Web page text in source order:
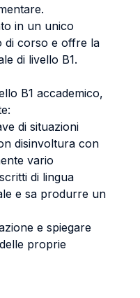
in un unico
di corso e offre la
di livello B1.
B1 accademico,
di situazioni
disinvoltura con
vario
di lingua
e sa produrre un
e spiegare
proprie